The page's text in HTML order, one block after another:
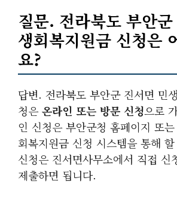
질문. 전라북도 부안
생회복지원금 신청은
요?
답변. 전라북도 부안군 진서면 민
청은온라인 또는 방문 신청으로
인 신청은 부안군청 홈페이지 또
회복지원금 신청 시스템을 통해
신청은 진서면사무소에서 직접 신
제출하면 됩니다.